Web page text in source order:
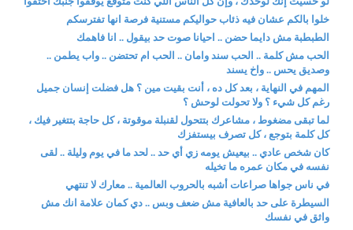
خلوا بالكم عشان فيه ذئاب حواليكم مستنية فرصة انها تفترسكم
الطبطبة مش دايما حضن .. احيانا صوت حد بيقول .. انا فاهمك
الحب مش كلمة .. الحب سند وامان .. الحب ام تحتضن .. واب يطمن ..
وصديق يحس .. واخ يسند
المهم في النهاية ، بعد كل ده ، أنت بقيت مين ؟ هل فضلت إنسان جميل
رغم كل شيء ؟ ولا تحولت لوحش ؟
لما تبقى مضغوط ، مشاعرك بتتحول لقنبلة موقوتة ، كل حاجة بتتغير فيك ،
كل كلمة بتوجع ، كل تصرف بيستفزك
كان شخص عادي .. بيعيش يومه زي أي حد .. لحد ما في يوم وليلة .. لقى
نفسه في مكان عمره ما تخيله
في ناس جواها صراعات أشبه بالحروب العالمية .. معارك لا تنتهي
السيطرة على حد بالعافية مش ضعف وبس .. دي كمان علامة انك مش
واثق في نفسك